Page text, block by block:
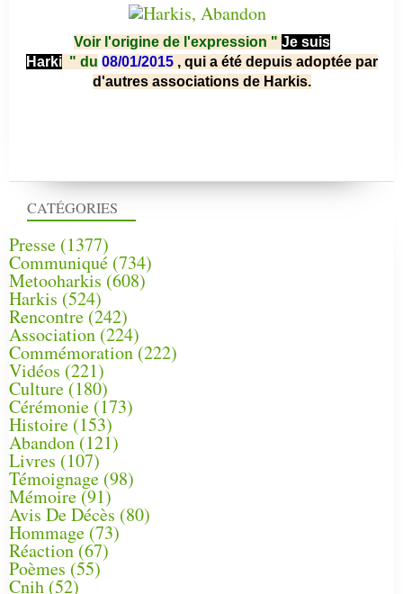
CATÉGORIES
Presse (1377)
Communiqué (734)
Metooharkis (608)
Harkis (524)
Rencontre (242)
Association (224)
Commémoration(222)
Vidéos (221)
Culture(180)
Cérémonie (173)
Histoire (153)
Abandon(121)
Livres (107)
Témoignage (98)
Mémoire (91)
Avis De Décès (80)
Hommage (73)
Réaction(67)
Poèmes (55)
Cnih (52)
Voir l'origine de l'expression " Je suis
Harki " du 08/01/2015 , qui a été depuis adoptée par
d'autres associations de Harkis.